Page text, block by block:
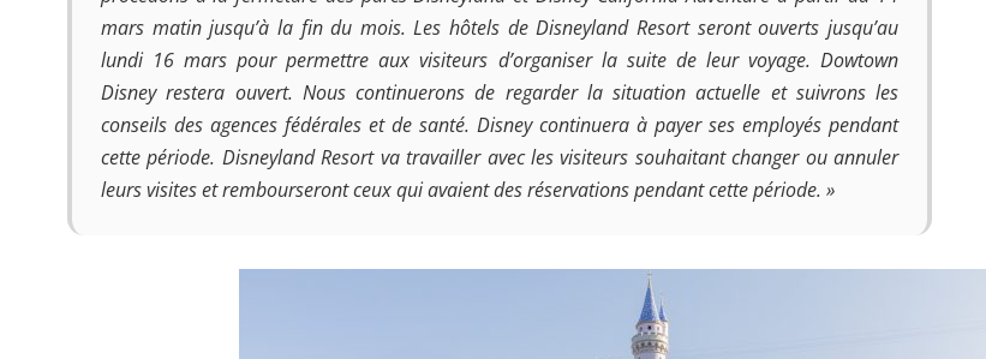
mars matin jusqu’à la fin du mois. Les hôtels de Disneyland Resort seront ouverts jusqu’au
lundi 16 mars pour permettre aux visiteurs d’organiser la suite de leur voyage. Dowtown
Disney restera ouvert. Nous continuerons de regarder la situation actuelle et suivrons les
conseils des agences fédérales et de santé. Disney continuera à payer ses employés pendant
cette période. Disneyland Resort va travailler avec les visiteurs souhaitant changer ou annuler
leurs visites et rembourseront ceux qui avaient des réservations pendant cette période. »